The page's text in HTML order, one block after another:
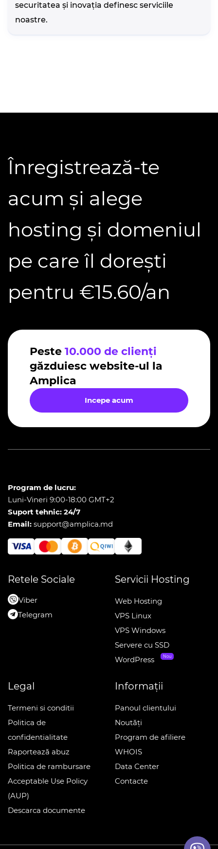
securitatea și inovația definesc serviciile
noastre.
Înregistrează-te
acum și alege
hosting și domeniul
pe care îl dorești
pentru €15.60/an
Peste 10.000 de clienți
găzduiesc website-ul la
Amplica
Incepe acum
Program de lucru:
Luni-Vineri 9:00-18:00 GMT+2
Suport tehnic: 24/7
Email: support@amplica.md
Retele Sociale
Viber
Telegram
Servicii Hosting
Web Hosting
VPS Linux
VPS Windows
Servere cu SSD
Nou
WordPress
Legal
Termeni si conditii
Politica de
confidentialitate
Raportează abuz
Politica de rambursare
Acceptable Use Policy
(AUP)
Descarca documente
Informații
Panoul clientului
Noutăți
Program de afiliere
WHOIS
Data Center
Contacte